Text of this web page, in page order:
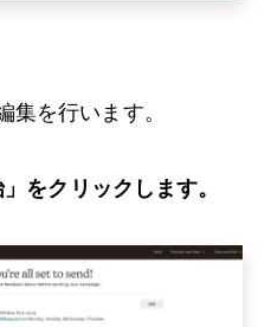
集を行います。
」をクリックします。